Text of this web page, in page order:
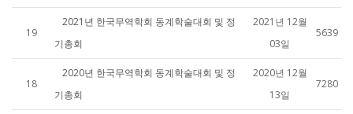
19
2021년 한국무역학회 동계학술대회 및 정
기총회
2021년 12월
03일
5639
18
2020년 한국무역학회 동계학술대회 및 정
기총회
2020년 12월
13일
7280